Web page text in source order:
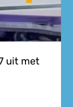
uit met